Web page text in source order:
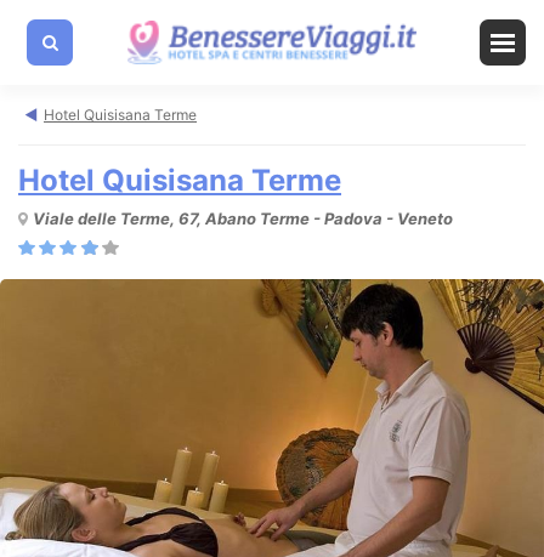
Hotel Quisisana Terme
Hotel Quisisana Terme
Viale delle Terme, 67, Abano Terme - Padova - Veneto